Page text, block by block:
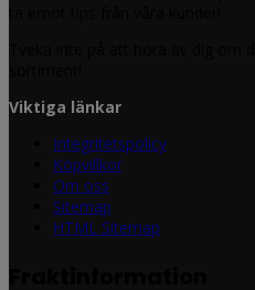
Viktiga länkar
Integritetspolicy
Köpvillkor
Om oss
Sitemap
HTML Sitemap